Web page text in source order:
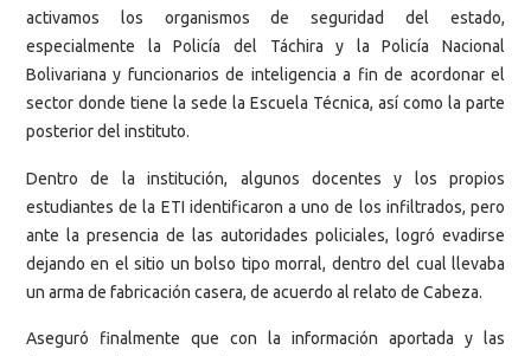
activamos los organismos de seguridad del estado,
especialmente la Policía del Táchira y la Policía Nacional
Bolivariana y funcionarios de inteligencia a fin de acordonar el
sector donde tiene la sede la Escuela Técnica, así como la parte
posterior del instituto.
Dentro de la institución, algunos docentes y los propios
estudiantes de la ETI identificaron a uno de los infiltrados, pero
ante la presencia de las autoridades policiales, logró evadirse
dejando en el sitio un bolso tipo morral, dentro del cual llevaba
un arma de fabricación casera, de acuerdo al relato de Cabeza.
Aseguró finalmente que con la información aportada y las